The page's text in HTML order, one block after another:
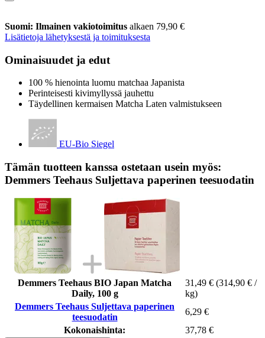
Suomi: Ilmainen vakiotoimitus alkaen 79,90 €
Lisätietoja lähetyksestä ja toimituksesta
Ominaisuudet ja edut
100 % hienointa luomu matchaa Japanista
Perinteisesti kivimyllyssä jauhettu
Täydellinen kermaisen Matcha Laten valmistukseen
EU-Bio Siegel
Tämän tuotteen kanssa ostetaan usein myös:
Demmers Teehaus Suljettava paperinen teesuodatin
Demmers Teehaus BIO Japan Matcha
Daily, 100 g
31,49 € (314,90 € /
kg)
Demmers Teehaus Suljettava paperinen
teesuodatin
6,29 €
Kokonaishinta:
37,78 €